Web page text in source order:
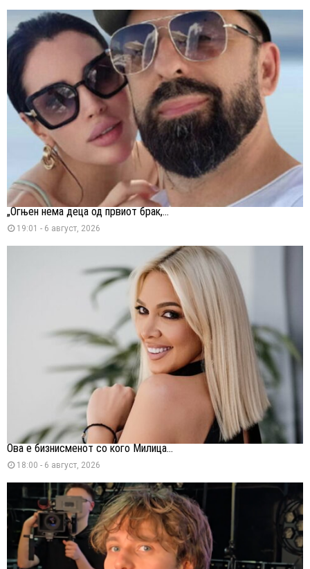
„Огњен нема деца од првиот брак,...
19:01 - 6 август, 2026
Ова е бизнисменот со кого Милица...
18:00 - 6 август, 2026